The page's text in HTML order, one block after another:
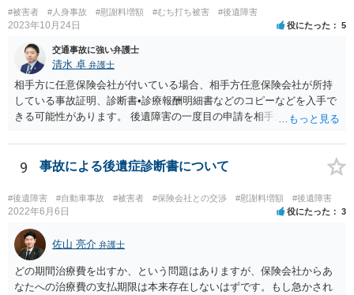
#被害者 #人身事故 #慰謝料増額 #むち打ち被害 #後遺障害
2023年10月24日 役にたった 5
交通事故に強い弁護士
清水 卓 弁護士
相手方に任意保険会社が付いている場合、相手方任意保険会社が所持
している事故証明、診断書•診療報酬明細書などのコピーなどを入手で
きる可能性があります。 後遺障害の一度目の申請を相手方任意保険会
果と認定理由書も相手方任意保険会社から入手できる可能性がありま
す。 これらが難しくても、通院していた病院のカルテを取り付けるこ
と等で代替が可能な場合もあります。 事故からどの程度期間が経過し
ているがが定かではありませんが、昨年４月から既に１年半年程度経
過しており、時効なども意識しながら対応をしておきたいところで
す。 待っていても事態が打開しない可能性もあるため、依頼の対応が
可能な弁護士に個別に問い合わせ、上記の方法等を参考に進め方を相
談してみるのが望ましいかもしれません。
9 事故による後遺症診断書について
#後遺障害 #自動車事故 #被害者 #保険会社との交渉 #慰謝料増額 #後遺障害
2022年6月6日 役にたった 3
佐山 亮介 弁護士
どの期間治療費を出すか、という問題はありますが、保険会社からあ
なたへの治療費の支払期限は本来存在しないはずです。もし急かされ